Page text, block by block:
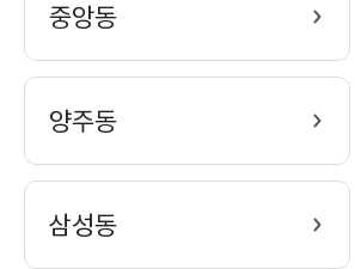
중앙동
양주동
삼성동